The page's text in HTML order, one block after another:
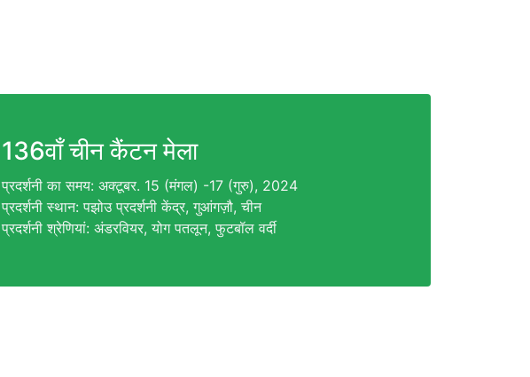
136वाँ चीन कैंटन मेला
प्रदर्शनी का समय: अक्टूबर. 15 (मंगल) -17 (गुरु), 2024
प्रदर्शनी स्थान: पझोउ प्रदर्शनी केंद्र, गुआंगज़ौ, चीन
प्रदर्शनी श्रेणियां: अंडरवियर, योग पतलून, फुटबॉल वर्दी